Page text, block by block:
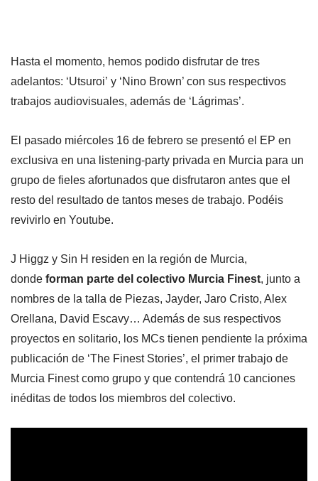
Hasta el momento, hemos podido disfrutar de tres
adelantos: ‘Utsuroi’ y ‘Nino Brown’ con sus respectivos
trabajos audiovisuales, además de ‘Lágrimas’.
El pasado miércoles 16 de febrero se presentó el EP en
exclusiva en una listening-party privada en Murcia para un
grupo de fieles afortunados que disfrutaron antes que el
resto del resultado de tantos meses de trabajo. Podéis
revivirlo en Youtube.
J Higgz y Sin H residen en la región de Murcia,
donde forman parte del colectivo Murcia Finest, junto a
nombres de la talla de Piezas, Jayder, Jaro Cristo, Alex
Orellana, David Escavy… Además de sus respectivos
proyectos en solitario, los MCs tienen pendiente la próxima
publicación de ‘The Finest Stories’, el primer trabajo de
Murcia Finest como grupo y que contendrá 10 canciones
inéditas de todos los miembros del colectivo.